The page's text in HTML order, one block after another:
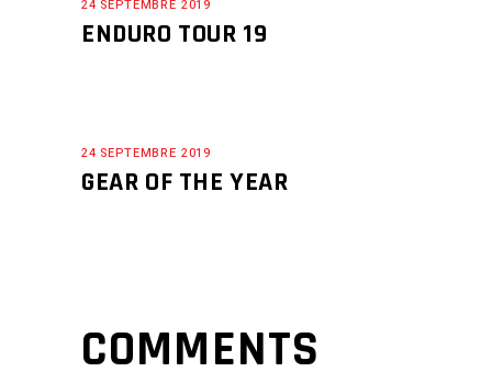
24 SEPTEMBRE 2019
ENDURO TOUR 19
24 SEPTEMBRE 2019
GEAR OF THE YEAR
COMMENTS